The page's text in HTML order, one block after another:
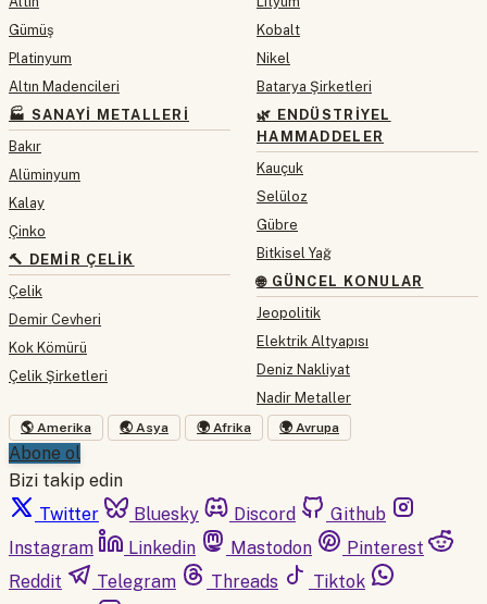
Gümüş
Platinyum
Altın Madencileri
🏭 SANAYI METALLERI
Bakır
Alüminyum
Kalay
Çinko
🔨 DEMIR ÇELIK
Çelik
Demir Cevheri
Kok Kömürü
Çelik Şirketleri
Kobalt
Nikel
Batarya Şirketleri
🌿 ENDÜSTRIYEL
HAMMADDELER
Kauçuk
Selüloz
Gübre
Bitkisel Yağ
🌐 GÜNCEL KONULAR
Jeopolitik
Elektrik Altyapısı
Deniz Nakliyat
Nadir Metaller
🌎 Amerika 🌏 Asya 🌍 Afrika 🌍 Avrupa
Abone ol
Bizi takip edin
Twitter
Bluesky Discord
Github
Instagram
Linkedin Mastodon
Pinterest
Reddit
Telegram Threads
Tiktok